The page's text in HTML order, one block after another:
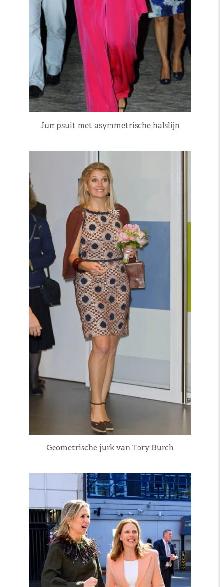
Jumpsuit met asymmetrische halslijn
Geometrische jurk van Tory Burch